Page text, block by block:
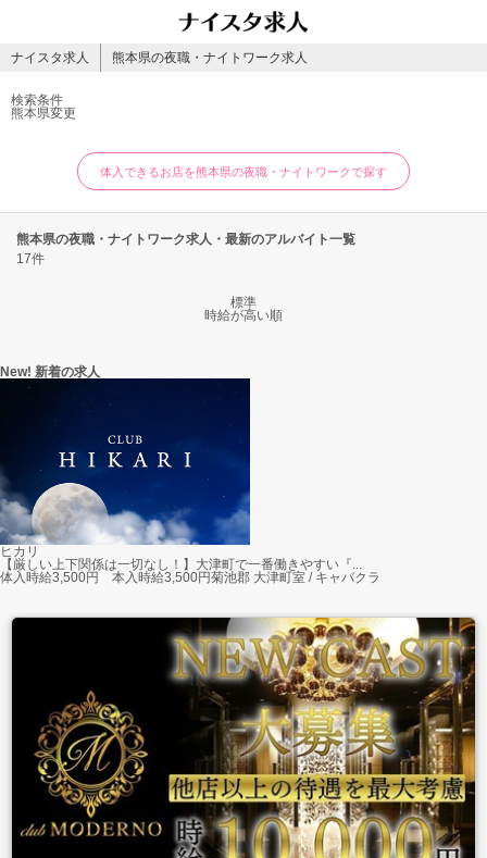
ナイスタ求人 熊本県の夜職・ナイトワーク求人
検索条件
熊本県変更
体入できるお店を熊本県の夜職・ナイトワークで探す
熊本県の夜職・ナイトワーク求人・最新のアルバイト一覧
17件
標準
時給が高い順
New! 新着の求人
ヒカリ
【厳しい上下関係は一切なし！】大津町で一番働きやすい『...
体入時給3,500円 本入時給3,500円菊池郡 大津町室 / キャバクラ